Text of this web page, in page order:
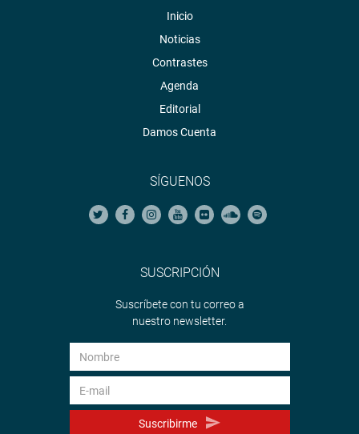
Inicio
Noticias
Contrastes
Agenda
Editorial
Damos Cuenta
SÍGUENOS
SUSCRIPCIÓN
Suscríbete con tu correo a
nuestro newsletter.
Suscribirme